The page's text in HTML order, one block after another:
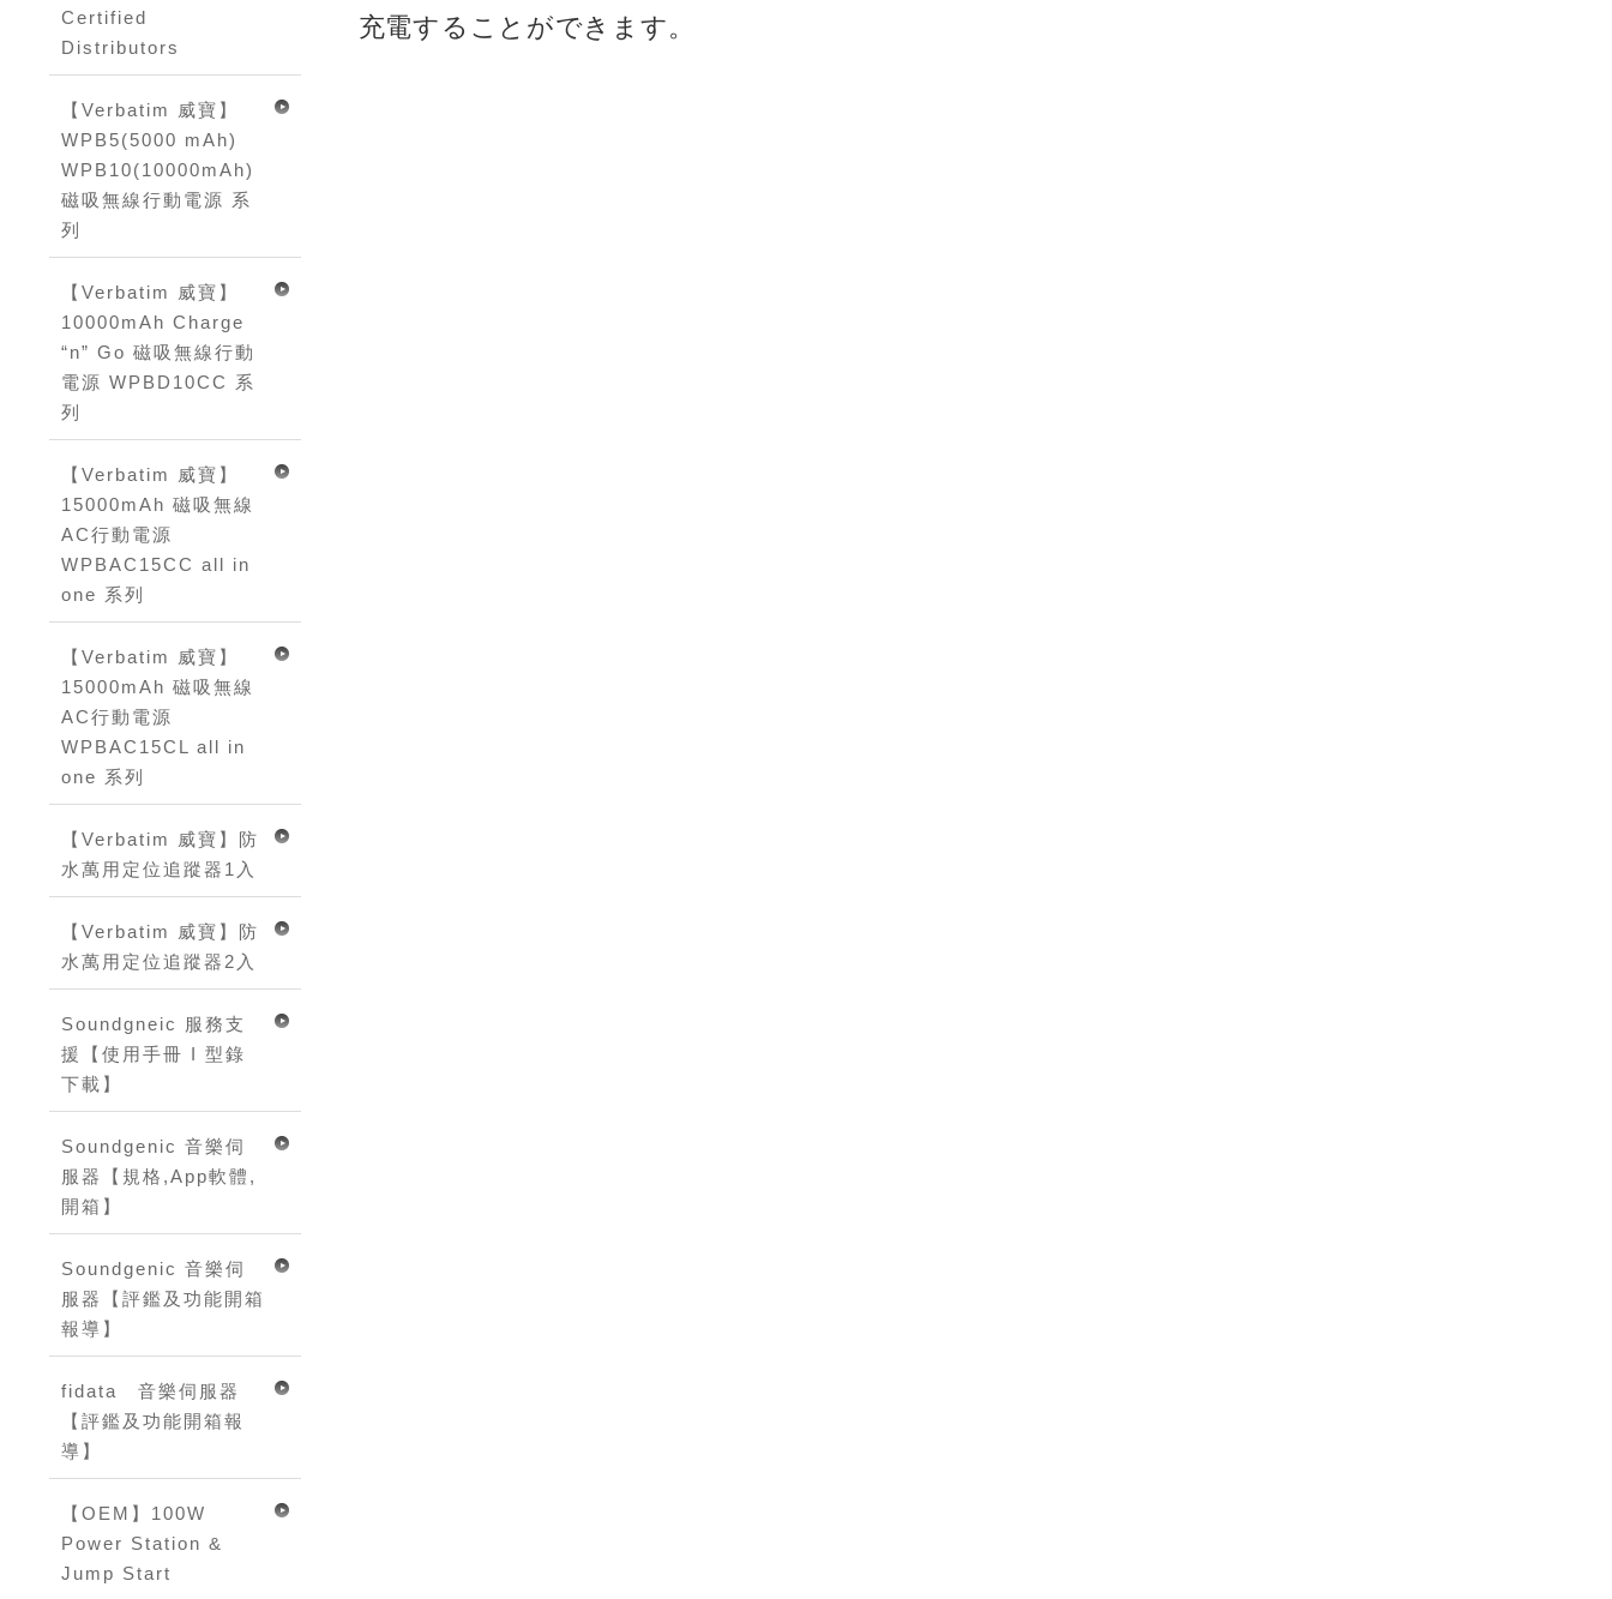
Certified
Distributors
【Verbatim 威寶】
WPB5(5000 mAh)
WPB10(10000mAh)
磁吸無線行動電源 系
列
【Verbatim 威寶】
10000mAh Charge
“n” Go 磁吸無線行動
電源 WPBD10CC 系
列
【Verbatim 威寶】
15000mAh 磁吸無線
AC行動電源
WPBAC15CC all in
one 系列
【Verbatim 威寶】
15000mAh 磁吸無線
AC行動電源
WPBAC15CL all in
one 系列
【Verbatim 威寶】防
水萬用定位追蹤器1入
【Verbatim 威寶】防
水萬用定位追蹤器2入
Soundgneic 服務支
援【使用手冊 I 型錄
下載】
Soundgenic 音樂伺
服器【規格,App軟體,
開箱】
Soundgenic 音樂伺
服器【評鑑及功能開箱
報導】
fidata 音樂伺服器
【評鑑及功能開箱報
導】
【OEM】100W
Power Station &
Jump Start
充電することができます。